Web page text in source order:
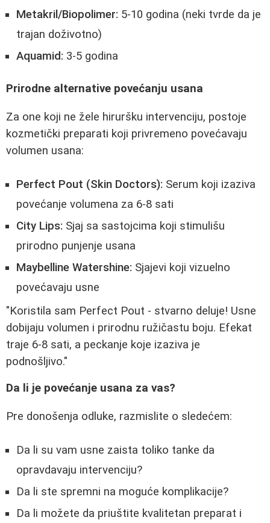
Metakril/Biopolimer: 5-10 godina (neki tvrde da je
trajan doživotno)
Aquamid: 3-5 godina
Prirodne alternative povećanju usana
Za one koji ne žele hiruršku intervenciju, postoje
kozmetički preparati koji privremeno povećavaju
volumen usana:
Perfect Pout (Skin Doctors): Serum koji izaziva
povećanje volumena za 6-8 sati
City Lips: Sjaj sa sastojcima koji stimulišu
prirodno punjenje usana
Maybelline Watershine: Sjajevi koji vizuelno
povećavaju usne
"Koristila sam Perfect Pout - stvarno deluje! Usne
dobijaju volumen i prirodnu ružičastu boju. Efekat
traje 6-8 sati, a peckanje koje izaziva je
podnošljivo."
Da li je povećanje usana za vas?
Pre donošenja odluke, razmislite o sledećem:
Da li su vam usne zaista toliko tanke da
opravdavaju intervenciju?
Da li ste spremni na moguće komplikacije?
Da li možete da priuštite kvalitetan preparat i